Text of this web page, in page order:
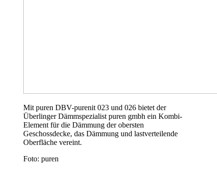
Mit puren DBV-purenit 023 und 026 bietet der
Überlinger Dämmspezialist puren gmbh ein Kombi-
Element für die Dämmung der obersten
Geschossdecke, das Dämmung und lastverteilende
Oberfläche vereint.
Foto: puren